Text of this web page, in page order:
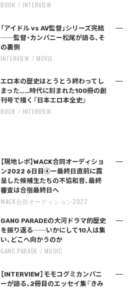
BOOK INTERVIEW
「アイドル vs AV監督」シリーズ完結
──監督・カンパニー松尾が語る、そ
の裏側
INTERVIEW MOVIE
エロ本の歴史はとうとう終わってし
まった……時代に刻まれた100冊の創
刊号で描く『日本エロ本全史』
BOOK INTERVIEW
【現地レポ】WACK合同オーディショ
ン2022 6日目④ー最終日直前に露
呈した候補生たちの不協和音、最終
審査は合宿最終日へ
WACK合宿オーディション2022
GANG PARADEの大河ドラマ的歴史
を振り返る──いかにして10人は集
い、どこへ向かうのか
GANG PARADE MUSIC
【INTERVIEW】モモコグミカンパニ
ーが語る、2冊目のエッセイ集『きみ